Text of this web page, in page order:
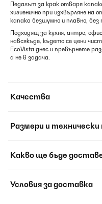
Педалът за крак отваря
хигиенично при изхвърляне
капака безшумно и плавно, без
Подходящ за кухня, антре,
навсякъде, където се цени
EcoVista днес и превърнете
а не в задача.
Качества
Размери и
Какво ще бъде
Условия за доставка